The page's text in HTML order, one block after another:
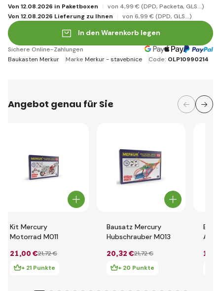
Von 12.08.2026 in Paketboxen von 4,99 € (DPD, Packeta, GLS...)
Von 12.08.2026 Lieferung zu Ihnen
von 6,99 € (DPD, GLS...)
In den Warenkorb legen
Sichere Online-Zahlungen
Baukasten Merkur
Marke Merkur - stavebnice Code: OLP10990214
Angebot genau für Sie
Kit Mercury
Motorrad M011
21,00 €21,72 €
+ 21 Punkte
Bausatz Mercury
Hubschrauber M013
20,32 €21,72 €
+ 20 Punkte
18